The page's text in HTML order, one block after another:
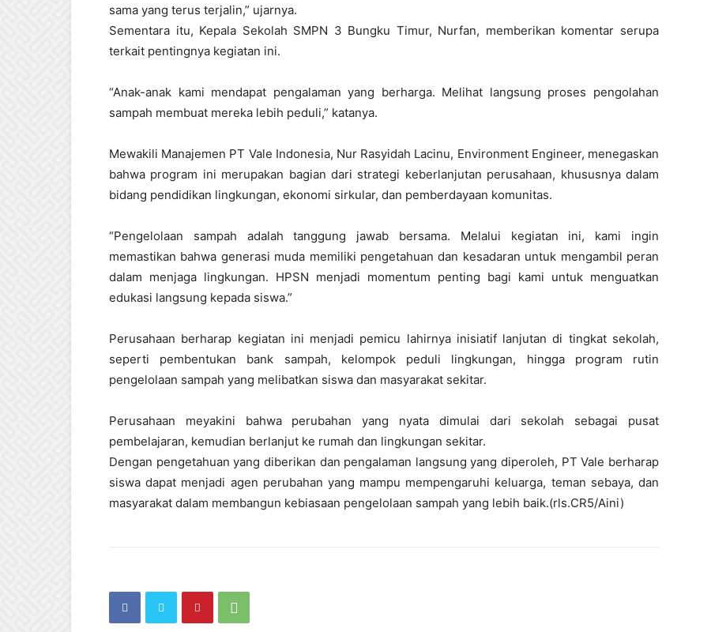
sama yang terus terjalin,” ujarnya.
Sementara itu, Kepala Sekolah SMPN 3 Bungku Timur, Nurfan, memberikan komentar serupa
terkait pentingnya kegiatan ini.
“Anak-anak kami mendapat pengalaman yang berharga. Melihat langsung proses pengolahan
sampah membuat mereka lebih peduli,” katanya.
Mewakili Manajemen PT Vale Indonesia, Nur Rasyidah Lacinu, Environment Engineer, menegaskan
bahwa program ini merupakan bagian dari strategi keberlanjutan perusahaan, khususnya dalam
bidang pendidikan lingkungan, ekonomi sirkular, dan pemberdayaan komunitas.
“Pengelolaan sampah adalah tanggung jawab bersama. Melalui kegiatan ini, kami ingin
memastikan bahwa generasi muda memiliki pengetahuan dan kesadaran untuk mengambil peran
dalam menjaga lingkungan. HPSN menjadi momentum penting bagi kami untuk menguatkan
edukasi langsung kepada siswa.”
Perusahaan berharap kegiatan ini menjadi pemicu lahirnya inisiatif lanjutan di tingkat sekolah,
seperti pembentukan bank sampah, kelompok peduli lingkungan, hingga program rutin
pengelolaan sampah yang melibatkan siswa dan masyarakat sekitar.
Perusahaan meyakini bahwa perubahan yang nyata dimulai dari sekolah sebagai pusat
pembelajaran, kemudian berlanjut ke rumah dan lingkungan sekitar.
Dengan pengetahuan yang diberikan dan pengalaman langsung yang diperoleh, PT Vale berharap
siswa dapat menjadi agen perubahan yang mampu mempengaruhi keluarga, teman sebaya, dan
masyarakat dalam membangun kebiasaan pengelolaan sampah yang lebih baik.(rls.CR5/Aini)